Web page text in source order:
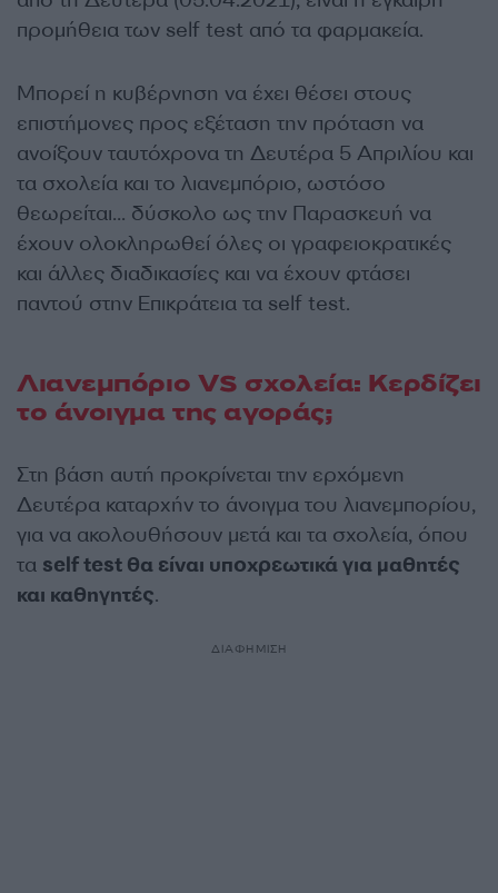
προμήθεια των self test από τα φαρμακεία.
Μπορεί η κυβέρνηση να έχει θέσει στους
επιστήμονες προς εξέταση την πρόταση να
ανοίξουν ταυτόχρονα τη Δευτέρα 5 Απριλίου και
τα σχολεία και το λιανεμπόριο, ωστόσο
θεωρείται… δύσκολο ως την Παρασκευή να
έχουν ολοκληρωθεί όλες οι γραφειοκρατικές
και άλλες διαδικασίες και να έχουν φτάσει
παντού στην Επικράτεια τα self test.
Λιανεμπόριο VS σχολεία: Κερδίζει
το άνοιγμα της αγοράς;
Στη βάση αυτή προκρίνεται την ερχόμενη
Δευτέρα καταρχήν το άνοιγμα του λιανεμπορίου,
για να ακολουθήσουν μετά και τα σχολεία, όπου
τα self test θα είναι υποχρεωτικά για μαθητές
και καθηγητές.
ΔΙΑΦΗΜΙΣΗ